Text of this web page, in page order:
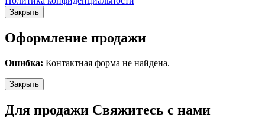
Закрыть
Оформление продажи
Ошибка: Контактная форма не найдена.
Закрыть
Для продажи Свяжитесь с нами